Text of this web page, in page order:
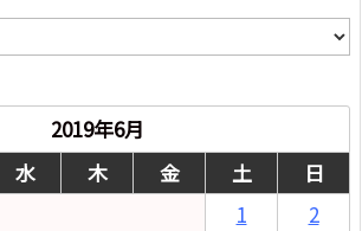
2019年6月
水 木 金 土
日
1
2